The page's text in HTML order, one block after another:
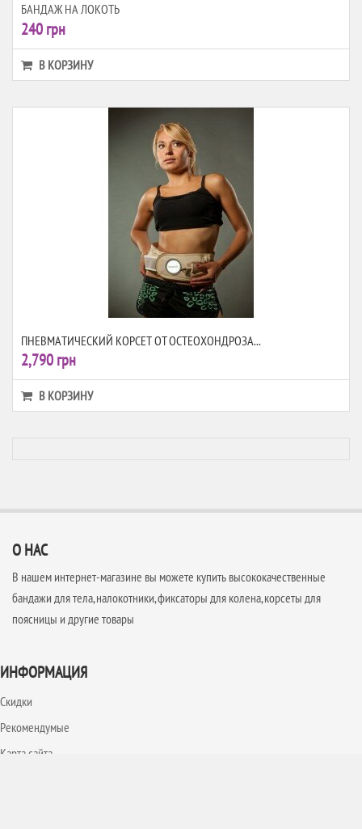
БАНДАЖ НА ЛОКОТЬ
240 грн
В КОРЗИНУ
ПНЕВМАТИЧЕСКИЙ КОРСЕТ ОТ ОСТЕОХОНДРОЗА...
2,790 грн
В КОРЗИНУ
О НАС
В нашем интернет-магазине вы можете купить высококачественные
бандажи для тела, налокотники, фиксаторы для колена, корсеты для
поясницы и другие товары
ИНФОРМАЦИЯ
Скидки
Рекомендумые
Карта сайта